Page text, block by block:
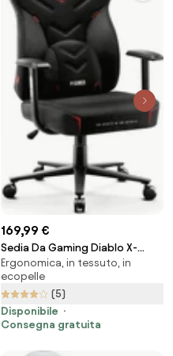
169,99 €
Sedia Da Gaming Diablo X-
Gamer 2.0 Normal Size: Dark
obsidian
Ergonomica, in tessuto, in
ecopelle
(5)
Disponibile
Consegna gratuita